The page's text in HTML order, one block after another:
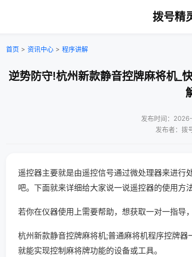
拨号精
首页 > 资讯中心 > 程序讲解
逆势防守!杭州新款静音控牌麻将机_
发布时间：
发布者：拨
遥控器主要就是由遥控信号通过微处理器来进行
吧。下面就来详细给大家说一说遥控器的使用方法
若你在仪器使用上需要帮助，想获取一对一指导
杭州新款静音控牌麻将机;普通麻将机程序控牌
就能实现控制麻将牌功能的设备或工具。